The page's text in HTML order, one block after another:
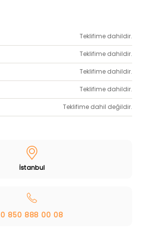
Teklifime dahildir.
Teklifime dahildir.
Teklifime dahildir.
Teklifime dahildir.
Teklifime dahil değildir.
İstanbul
0 850 888 00 08